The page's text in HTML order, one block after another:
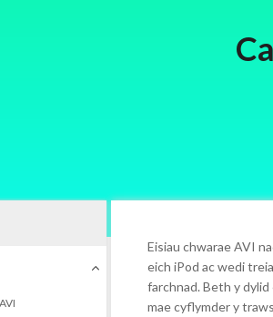
Eisiau chwarae AVI
eich iPod ac wedi
farchnad. Beth y
mae cyflymder y